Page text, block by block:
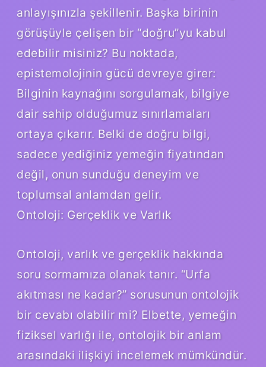
anlayışınızla şekillenir. Başka birinin
görüşüyle çelişen bir “doğru”yu kabul
edebilir misiniz? Bu noktada,
epistemolojinin gücü devreye girer:
Bilginin kaynağını sorgulamak, bilgiye
dair sahip olduğumuz sınırlamaları
ortaya çıkarır. Belki de doğru bilgi,
sadece yediğiniz yemeğin fiyatından
değil, onun sunduğu deneyim ve
toplumsal anlamdan gelir.
Ontoloji: Gerçeklik ve Varlık
Ontoloji, varlık ve gerçeklik hakkında
soru sormamıza olanak tanır. “Urfa
akıtması ne kadar?” sorusunun ontolojik
bir cevabı olabilir mi? Elbette, yemeğin
fiziksel varlığı ile, ontolojik bir anlam
arasındaki ilişkiyi incelemek mümkündür.